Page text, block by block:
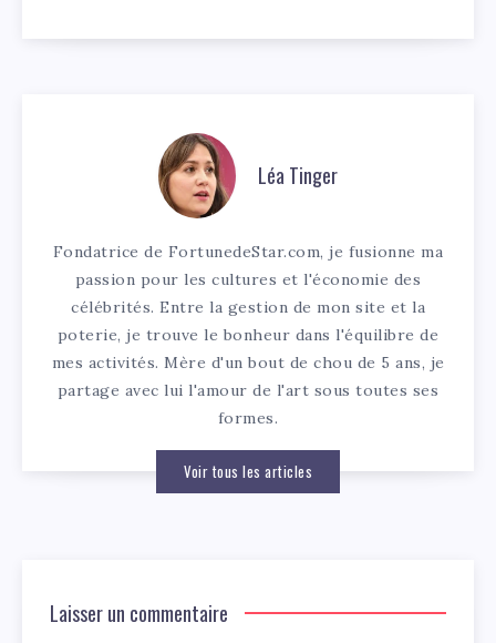
Léa Tinger
Fondatrice de FortunedeStar.com, je fusionne ma
passion pour les cultures et l'économie des
célébrités. Entre la gestion de mon site et la
poterie, je trouve le bonheur dans l'équilibre de
mes activités. Mère d'un bout de chou de 5 ans, je
partage avec lui l'amour de l'art sous toutes ses
formes.
Voir tous les articles
Laisser un commentaire